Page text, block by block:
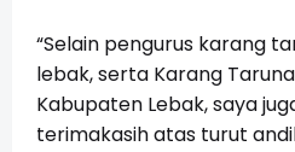
“Selain pengurus karang
lebak, serta Karang
Kabupaten Lebak, saya
terimakasih atas turut